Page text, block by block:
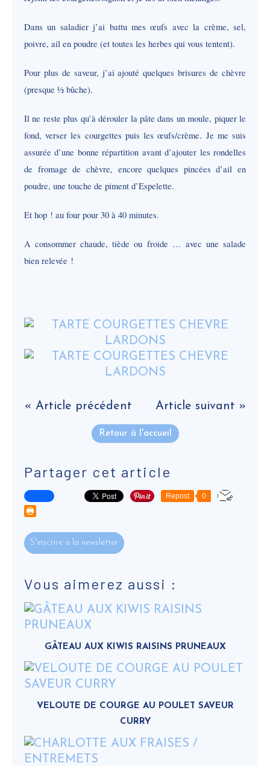
Dans un saladier j’ai battu mes œufs avec la crème, sel,
poivre, ail en poudre (et toutes les herbes qui vous tentent).
Pour plus de saveur, j’ai ajouté quelques brisures de chèvre
(presque ½ bûche).
Il ne reste plus qu’à dérouler la pâte dans un moule, piquer le
fond, verser les courgettes puis les œufs/crème. Je me suis
assurée d’une bonne répartition avant d’ajouter les rondelles
de fromage de chèvre, encore quelques pincées d’ail en
poudre, une touche de piment d’Espelette.
Et hop ! au four pour 30 à 40 minutes.
A consommer chaude, tiède ou froide … avec une salade
bien relevée !
« Article précédent Article suivant »
Retour à l'accueil
Partager cet article
Repost 0
S'inscrire à la newsletter
Vous aimerez aussi :
GÂTEAU AUX KIWIS RAISINS PRUNEAUX
VELOUTE DE COURGE AU POULET SAVEUR
CURRY